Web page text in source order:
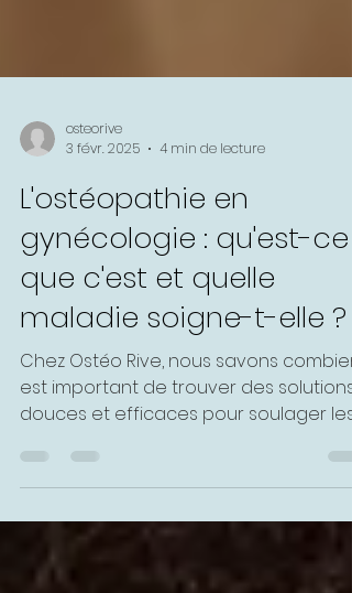
osteorive
3 févr. 2025
4 min de lecture
L'ostéopathie en
gynécologie : qu'est-ce
que c'est et quelle
maladie soigne-t-elle ?
est important de trouver des solutions
douces et efficaces pour soulager les
troubles...